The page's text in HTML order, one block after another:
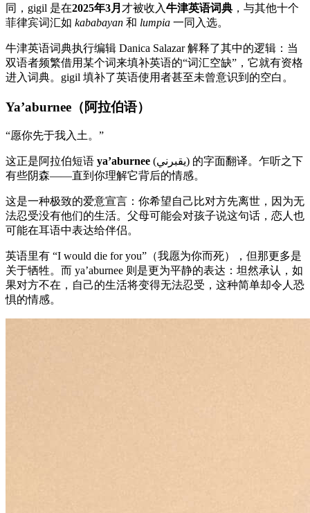
同，gigil 是在2025年3月 才被收入牛津英语词典 ，与其他十个
菲律宾词汇如 kababayan 和 lumpia 一同入选。
牛津英语词典执行编辑 Danica Salazar 解释了其中的逻辑：当
双语者频繁借用某个词来填补英语的“词汇空缺”，它就有资格
进入词典。gigil 填补了英语使用者甚至未曾意识到的空白。
Ya’aburnee（阿拉伯语）
“愿你先于我入土。”
这正是阿拉伯短语 ya’aburnee (يقبرني) 的字面翻译。乍听之下
有些阴森——直到你理解它背后的情感。
这是一种极致的爱意宣言：你希望自己比对方先离世，因为无
法忍受没有他们的生活。父母可能会对孩子说这句话，恋人也
可能在耳语中表达给伴侣。
英语里有 “I would die for you”（我愿为你而死），但那更多是
关于牺牲。而 ya’aburnee 则是更为平静的表达：坦然承认，如
果对方不在，自己的生活将变得无法忍受，这种简单却令人恐
惧的情感。